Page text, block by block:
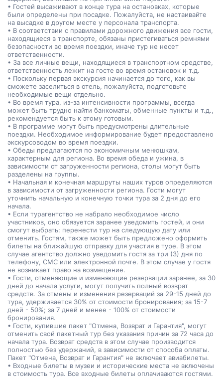
• Гостей высаживают в конце тура на остановках, которые
были определены при посадке. Пожалуйста, не настаивайте
на высадке в другом месте у персонала транспорта.
• В соответствии с правилами дорожного движения все гости,
находящиеся в транспорте, обязаны пристегиваться ремнями
безопасности во время поездки, иначе тур не несет
ответственности.
• За все личные вещи, находящиеся в транспортном средстве,
ответственность лежит на госте во время остановок и т.д.
• Поскольку первая экскурсия начинается до того, как вы
сможете заселиться в отель, пожалуйста, подготовьте
необходимые вещи отдельно.
• Во время тура, из-за интенсивности программы, всегда
может быть трудно найти банкоматы, обменные пункты и т.д.,
рекомендуется быть к этому готовым.
• В программе могут быть предусмотрены длительные
поездки. Необходимое информирование будет предоставлено
экскурсоводом во время поездки.
• Обеды предлагаются по экономичным менюшкам,
характерным для региона. Во время обеда и ужина, в
зависимости от загруженности региона, столы могут быть
разделены на группы.
• Начальная и конечная маршруты наших туров определяются
в зависимости от загруженности региона. Гости могут
уточнить начальную и конечную точки тура за 2 дня до его
начала.
• Если турагентство не набрало необходимое число
участников, оно обязуется заранее уведомить гостей, и они
смогут выбрать: перенести тур на следующую дату или
отменить. Гостям, также может быть предложено оформить
билеты на ближайшую отправку для участия в туре. В этом
случае агентство должно уведомить гостя за три (3) дня по
телефону, СМС или электронной почте. В этом случае у гостя
не возникает право на возмещение.
• Гости, отменяющие и изменяющие резервации заранее, за 30
дней до начала услуги, могут получить полный возврат
средств. За отмены и изменения резерваций за 29-15 дней до
тура, удерживается 30% от стоимости бронирования; за 15-7
дней - 50%; за 7 дней и менее - 100% от стоимости
бронирования.
• Гости, купившие пакет "Отмена, Возврат и Гарантия", могут
отменить свой пакетный тур без указания причин за 72 часа до
начала тура. Возврат средств в этом случае производится
полностью без удержаний, в зависимости от способа оплаты.
Пакет "Отмена, Возврат и Гарантия" не включает авиабилеты.
• Входные билеты в музеи и исторические места не включены
в стоимость тура. Все входные билеты оплачиваются гостями.